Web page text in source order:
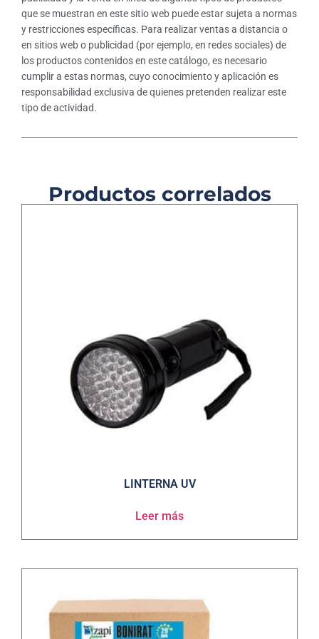
que se muestran en este sitio web puede estar sujeta a normas
y restricciones específicas. Para realizar ventas a distancia o
en sitios web o publicidad (por ejemplo, en redes sociales) de
los productos contenidos en este catálogo, es necesario
cumplir a estas normas, cuyo conocimiento y aplicación es
responsabilidad exclusiva de quienes pretenden realizar este
tipo de actividad.
Productos correlados
LINTERNA UV
Leer más